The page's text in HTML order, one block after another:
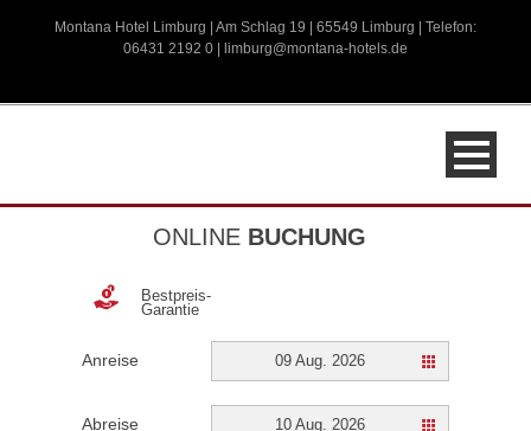
Montana Hotel Limburg | Am Schlag 19 | 65549 Limburg | Telefon:
06431 2192 0 |
limburg@montana-hotels.de
ONLINE BUCHUNG
Bestpreis-
Garantie
Anreise 09 Aug. 2026
Abreise 10 Aug. 2026